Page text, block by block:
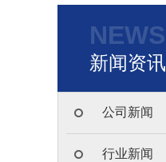
NEWS
新闻资讯
公司新闻
行业新闻